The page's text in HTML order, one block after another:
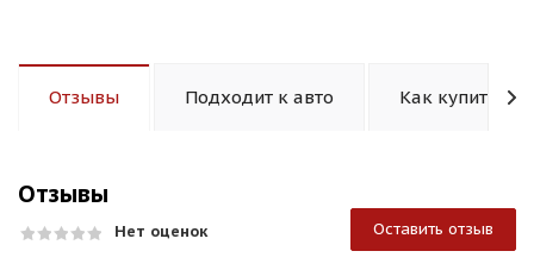
Отзывы Подходит к авто Как купить
Отзывы
Нет оценок Оставить отзыв